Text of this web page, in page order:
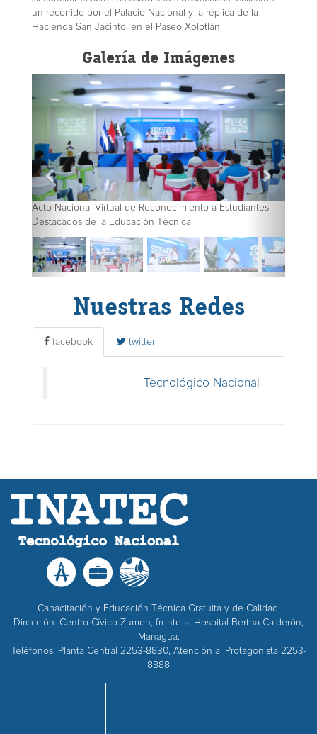
un recorrido por el Palacio Nacional y la réplica de la
Hacienda San Jacinto, en el Paseo Xolotlán.
Galería de Imágenes
Acto Nacional Virtual de Reconocimiento a Estudiantes
Destacados de la Educación Técnica
Nuestras Redes
facebook twitter
Tecnológico Nacional
Capacitación y Educación Técnica Gratuita y de Calidad.
Dirección: Centro Cívico Zumen, frente al Hospital Bertha Calderón,
Managua.
Teléfonos: Planta Central 2253-8830, Atención al Protagonista 2253-
8888